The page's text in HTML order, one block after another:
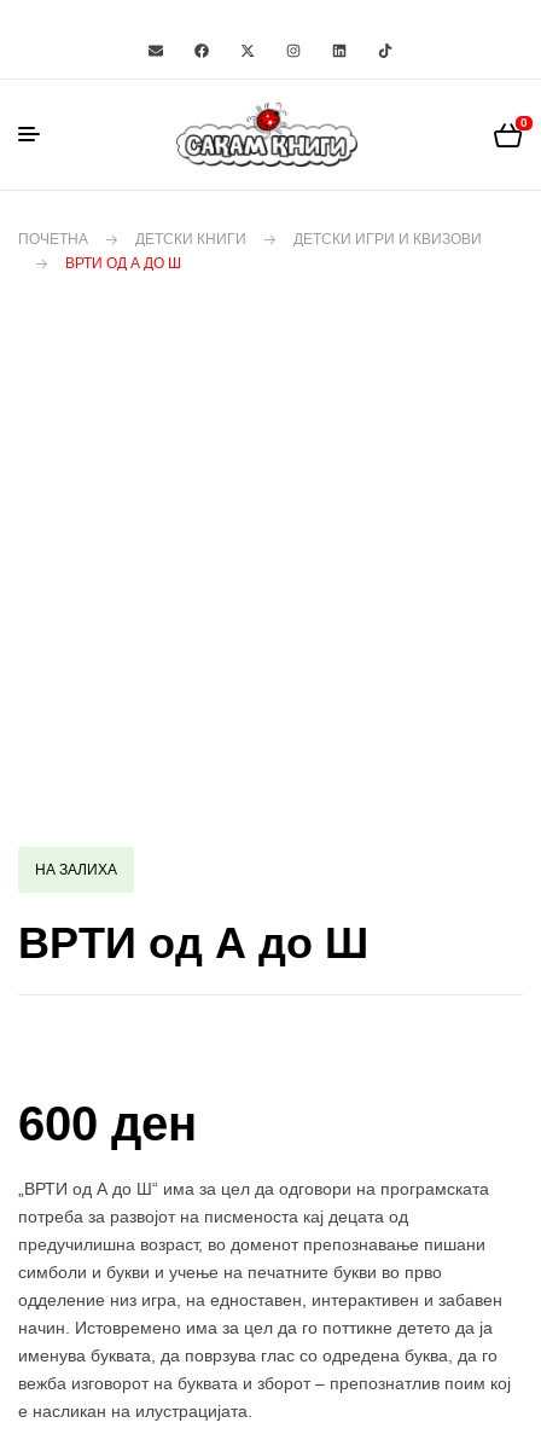
0
ПОЧЕТНА ДЕТСКИ КНИГИ
ДЕТСКИ ИГРИ И КВИЗОВИ
ВРТИ ОД А ДО Ш
НА ЗАЛИХА
ВРТИ од А до Ш
600 ден
„ВРТИ од А до Ш“ има за цел да одговори на програмската
потреба за развојот на писменоста кај децата од
предучилишна возраст, во доменот препознавање пишани
симболи и букви и учење на печатните букви во прво
одделение низ игра, на едноставен, интерактивен и забавен
начин. Истовремено има за цел да го поттикне детето да ја
именува буквата, да поврзува глас со одредена буква, да го
вежба изговорот на буквата и зборот – препознатлив поим кој
е насликан на илустрацијата.